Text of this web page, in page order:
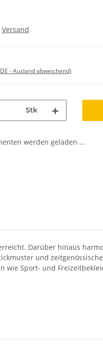
Versand
- Ausland abweichend)
Stk
werden geladen ...
Darüber hinaus
und zeitgenössische
wie Sport- und